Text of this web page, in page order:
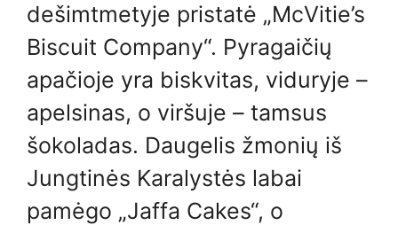
dešimtmetyje pristatė „McVitie’s
Biscuit Company“. Pyragaičių
apačioje yra biskvitas, viduryje –
apelsinas, o viršuje – tamsus
šokoladas. Daugelis žmonių iš
Jungtinės Karalystės labai
pamėgo „Jaffa Cakes“, o